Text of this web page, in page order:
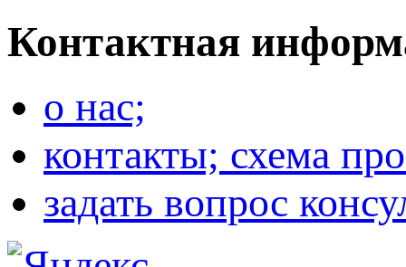
Контактная
о нас;
контакты; схема
задать вопрос